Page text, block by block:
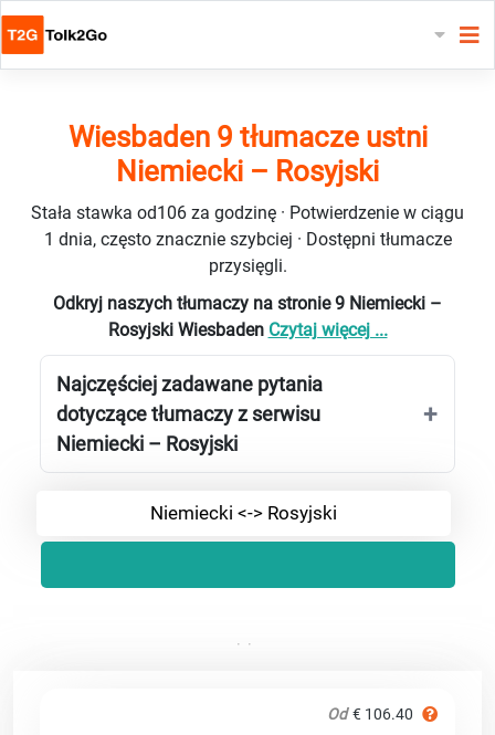
Wiesbaden 9 tłumacze ustni
Niemiecki – Rosyjski
Stała stawka od106 za godzinę · Potwierdzenie w ciągu
1 dnia, często znacznie szybciej · Dostępni tłumacze
przysięgli.
Odkryj naszych tłumaczy na stronie 9 Niemiecki –
Rosyjski Wiesbaden Czytaj więcej ...
Najczęściej zadawane pytania
dotyczące tłumaczy z serwisu
Niemiecki – Rosyjski
Niemiecki <-> Rosyjski
Od € 106.40